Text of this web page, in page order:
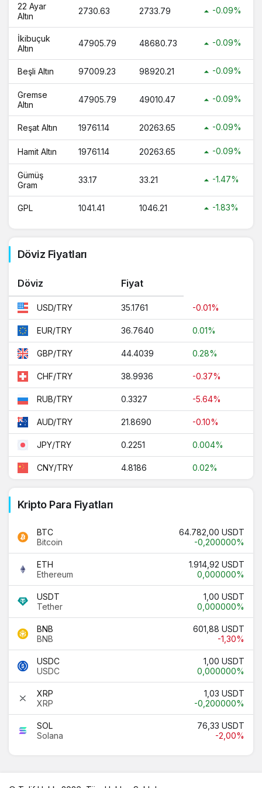
22 Ayar
Altın
2730.63 2733.79 -0.09%
İkibuçuk
Altın
47905.79 48680.73 -0.09%
Beşli Altın 97009.23 98920.21 -0.09%
Gremse
Altın
47905.79 49010.47 -0.09%
Reşat Altın 19761.14 20263.65 -0.09%
Hamit Altın 19761.14 20263.65 -0.09%
Gümüş
Gram
33.17 33.21 -1.47%
GPL 1041.41 1046.21 -1.83%
Döviz Fiyatları
Döviz Fiyat
USD/TRY 35.1761 -0.01%
EUR/TRY 36.7640 0.01%
GBP/TRY 44.4039 0.28%
CHF/TRY 38.9936 -0.37%
RUB/TRY 0.3327 -5.64%
AUD/TRY 21.8690 -0.10%
JPY/TRY 0.2251 0.004%
CNY/TRY 4.8186 0.02%
Kripto Para Fiyatları
BTC
Bitcoin
64.782,00 USDT
-0,200000%
ETH
Ethereum
1.914,92 USDT
0,000000%
USDT
Tether
1,00 USDT
0,000000%
BNB
BNB
601,88 USDT
-1,30%
USDC
USDC
1,00 USDT
0,000000%
XRP
XRP
1,03 USDT
-0,200000%
SOL
Solana
76,33 USDT
-2,00%